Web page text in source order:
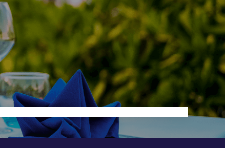
Ẩm thực
Dịch vụ giải trí và trải nghiệm
Spa & Wellness
Ưu đãi đặc biệt